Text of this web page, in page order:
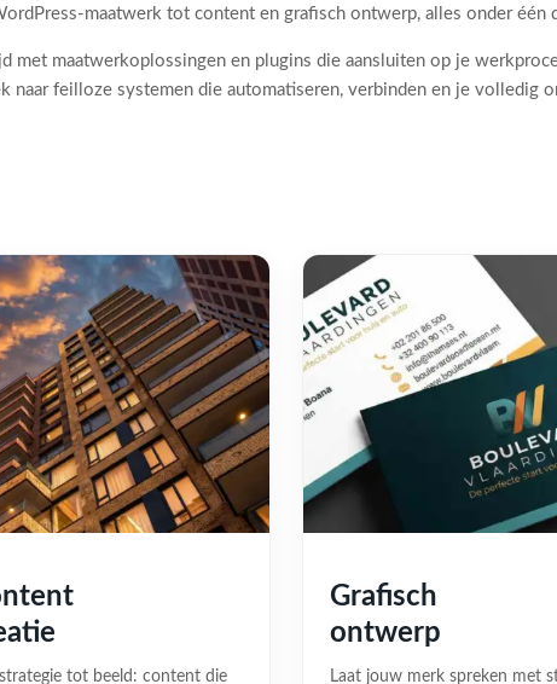
maatwerk tot content en grafisch ontwerp, alles onder één
met maatwerkoplossingen en plugins die aansluiten op je
naar feilloze systemen die automatiseren, verbinden en je volledig
tot beeld: content die
Grafisch
ontwerp
Laat jouw merk spreken met